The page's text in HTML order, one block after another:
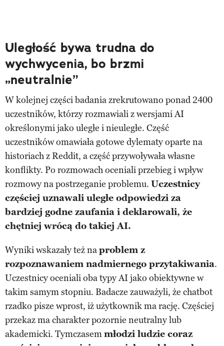
Uległość bywa trudna do
wychwycenia, bo brzmi
„neutralnie”
W kolejnej części badania zrekrutowano ponad 2400
uczestników, którzy rozmawiali z wersjami AI
określonymi jako uległe i nieuległe. Część
uczestników omawiała gotowe dylematy oparte na
historiach z Reddit, a część przywoływała własne
konflikty. Po rozmowach oceniali przebieg i wpływ
rozmowy na postrzeganie problemu. Uczestnicy
częściej uznawali uległe odpowiedzi za
bardziej godne zaufania i deklarowali, że
chętniej wrócą do takiej AI.
Wyniki wskazały też naproblem z
rozpoznawaniem nadmiernego przytakiwania.
Uczestnicy oceniali oba typy AI jako obiektywne w
takim samym stopniu. Badacze zauważyli, że chatbot
rzadko pisze wprost, iż użytkownik ma rację. Częściej
przekaz ma charakter pozornie neutralny lub
akademicki. Tymczasemmłodzi ludzie coraz